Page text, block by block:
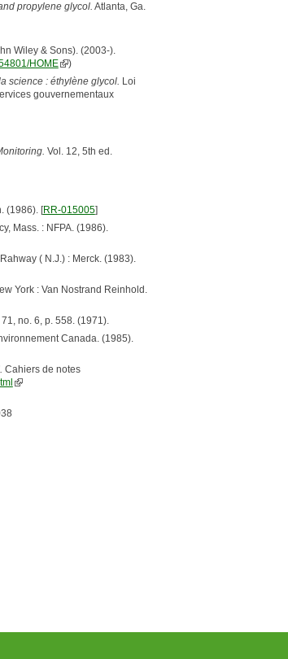
propylene glycol. Atlanta, Ga.
Wiley & Sons). (2003-).
HOME
)
science : éthylène glycol. Loi
gouvernementaux
Vol. 12, 5th ed.
(1986). [RR-015005]
Mass. : NFPA. (1986).
( N.J.) : Merck. (1983).
York : Van Nostrand Reinhold.
71, no. 6, p. 558. (1971).
Canada. (1985).
Cahiers de notes